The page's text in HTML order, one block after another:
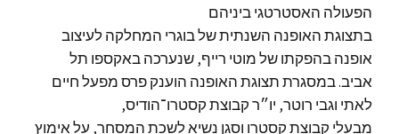
הפעולה האסטרטגי ביניהם
בתצוגת האופנה השנתית של בוגרי המחלקה לעיצוב
אופנה בהפקתו של מוטי רייף, שנערכה באקספו תל
אביב. במסגרת תצוגת האופנה הוענק פרס מפעל חיים
לאתי וגבי רוטר, יו״ר קבוצת קסטרו־הודיס,
מבעלי קבוצת קסטרו וסגן נשיא לשכת המסחר, על אימוץ